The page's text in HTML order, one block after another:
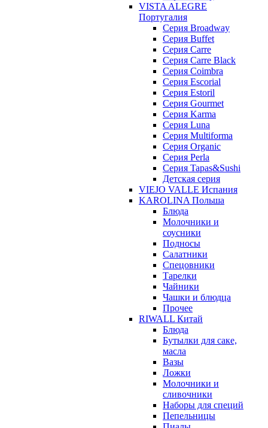
VISTA ALEGRE
Португалия
Серия Broadway
Серия Buffet
Серия Carre
Серия Carre Black
Серия Coimbra
Серия Escorial
Серия Estoril
Серия Gourmet
Серия Karma
Серия Luna
Серия Multiforma
Серия Organic
Серия Perla
Серия Tapas&Sushi
Детская серия
VIEJO VALLE Испания
KAROLINA Польша
Блюда
Молочники и
соусники
Подносы
Салатники
Спецовники
Тарелки
Чайники
Чашки и блюдца
Прочее
RIWALL Китай
Блюда
Бутылки для саке,
масла
Вазы
Ложки
Молочники и
сливочники
Наборы для специй
Пепельницы